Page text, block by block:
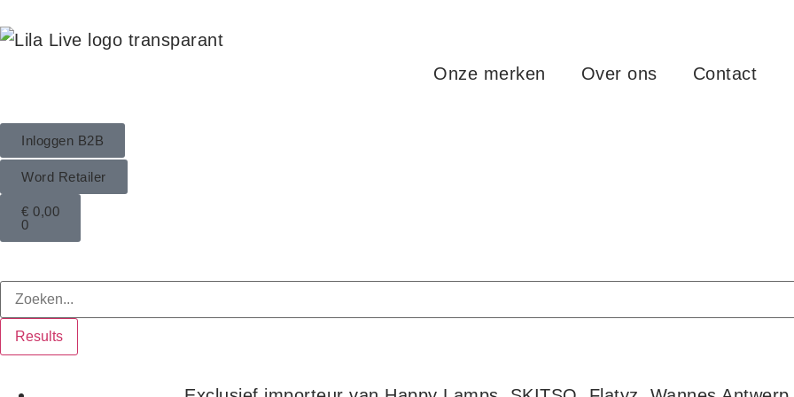
Onze merken Over ons Contact
Inloggen B2B
Word Retailer
€ 0,00
0
Results